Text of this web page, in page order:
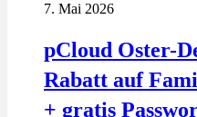
7. Mai 2026
pCloud Oster-
Rabatt auf
+ gratis